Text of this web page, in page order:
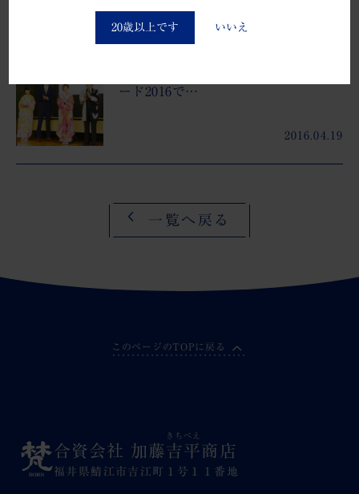
20歳以上です いいえ
ード2016で…
2016.04.19
一覧へ戻る
このページのTOPに戻る
合資会社 加藤 吉平
きちべえ
商店
福井県鯖江市吉江町１号１１番地